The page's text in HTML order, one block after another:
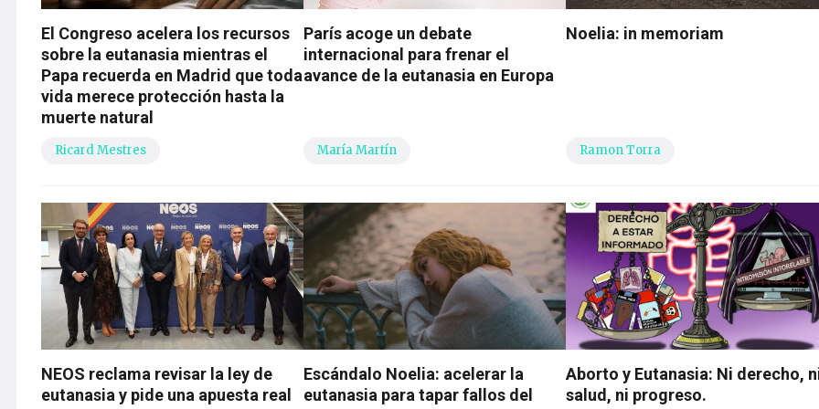
El Congreso acelera los recursos
sobre la eutanasia mientras el
Papa recuerda en Madrid que toda
vida merece protección hasta la
muerte natural
Ricard Mestres
París acoge un debate
internacional para frenar el
avance de la eutanasia en Europa
María Martín
Noelia: in memoriam
Ramon Torra
NEOS reclama revisar la ley de
eutanasia y pide una apuesta real
Escándalo Noelia: acelerar la
eutanasia para tapar fallos del
Aborto y Eutanasia: Ni derecho,
salud, ni progreso.